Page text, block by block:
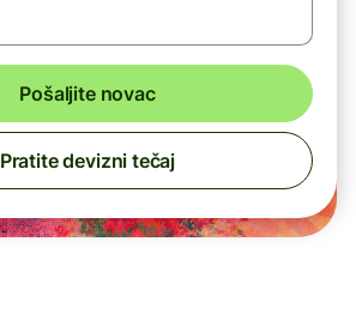
Pošaljite novac
Pratite devizni tečaj